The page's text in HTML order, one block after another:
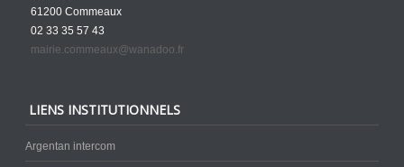
61200 Commeaux
02 33 35 57 43
mairie.commeaux@wanadoo.fr
LIENS INSTITUTIONNELS
Argentan intercom